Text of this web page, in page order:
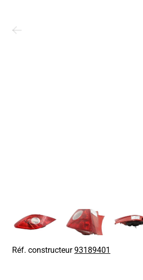
Réf. constructeur93189401